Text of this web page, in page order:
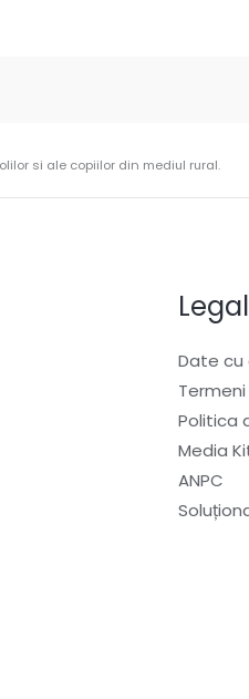
si ale copiilor din mediul rural.
Legal
Date cu
Politica
Media
ANPC